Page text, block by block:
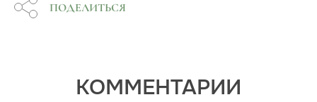
ПОДЕЛИТЬСЯ
КОММЕНТАРИИ